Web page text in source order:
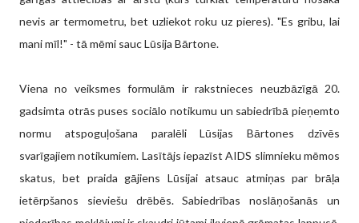
nevis ar termometru, bet uzliekot roku uz pieres). "Es gribu, lai
mani mīl!" - tā mēmi sauc Lūsija Bārtone.
Viena no veiksmes formulām ir rakstnieces neuzbāzīgā 20.
gadsimta otrās puses sociālo notikumu un sabiedrībā pieņemto
normu atspoguļošana paralēli Lūsijas Bārtones dzīvēs
svarīgajiem notikumiem. Lasītājs iepazīst AIDS slimnieku mēmos
skatus, bet praida gājiens Lūsijai atsauc atmiņas par brāļa
ietērpšanos sieviešu drēbēs. Sabiedrības noslāņošanās un